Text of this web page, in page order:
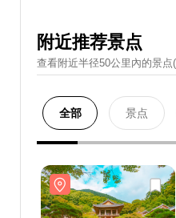
附近推荐景点
查看附近半径50公里內的景点
全部 景点